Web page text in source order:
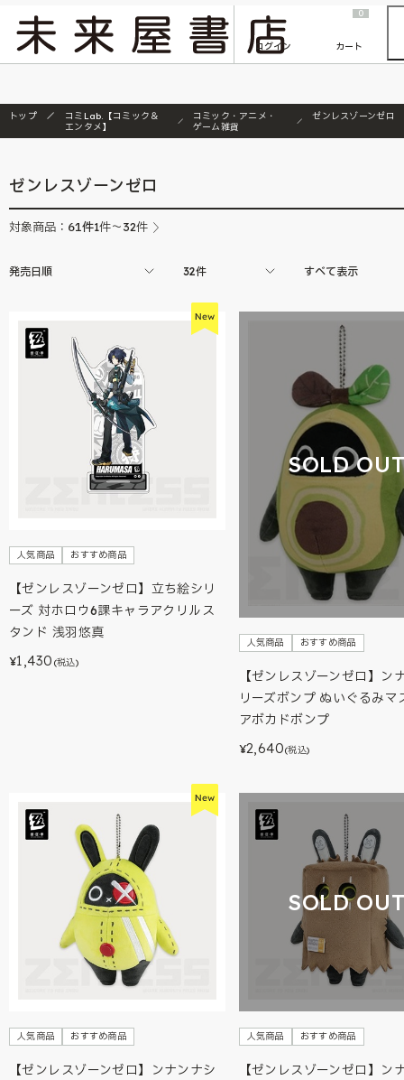
『ONE PIECE magazine 021 ONE PIECEカード付き同梱版』発売延期のご案内
ログイン
0
カート
トップ
コミLab.【コミック＆
エンタメ】
コミック・アニメ・
ゲーム雑貨
ゼンレスゾーンゼロ
ゼンレスゾーンゼロ
対象商品： 61件1件～32件
発売日順 32件 すべて表示
人気商品 おすすめ商品
【ゼンレスゾーンゼロ】立ち絵シリ
ーズ 対ホロウ6課キャラアクリルス
タンド 浅羽悠真
¥1,430 (税込)
SOLD
人気商品 おすすめ商品
【ゼンレスゾーンゼロ】ン
リーズボンプ ぬいぐるみマ
アボカドボンプ
¥2,640(税込)
人気商品 おすすめ商品
【ゼンレスゾーンゼロ】ンナンナシ
SOLD
人気商品 おすすめ商品
【ゼンレスゾーンゼロ】ン